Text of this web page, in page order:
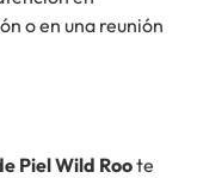
o en una reunión
Piel Wild Roote